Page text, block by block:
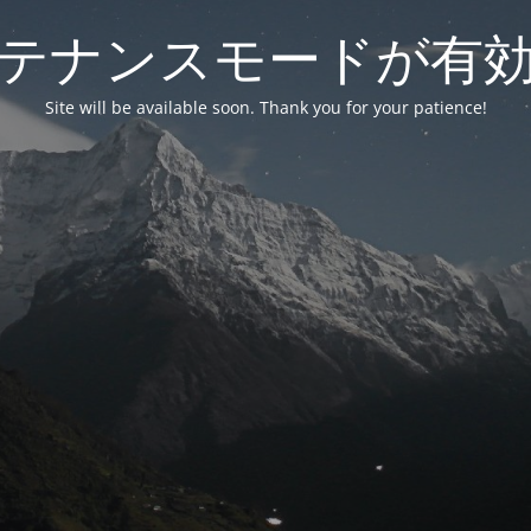
ナンスモードが有
Site will be available soon. Thank you for your patience!